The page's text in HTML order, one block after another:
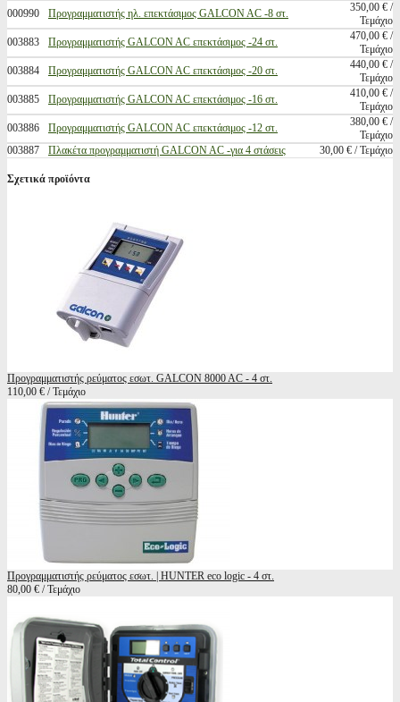
000990
Προγραμματιστής ηλ. επεκτάσιμος GALCON AC -8 στ.
350,00 € /
Τεμάχιο
003883
Προγραμματιστής GALCON AC επεκτάσιμος -24 στ.
470,00 € /
Τεμάχιο
003884
Προγραμματιστής GALCON AC επεκτάσιμος -20 στ.
440,00 € /
Τεμάχιο
003885
Προγραμματιστής GALCON AC επεκτάσιμος -16 στ.
410,00 € /
Τεμάχιο
003886
Προγραμματιστής GALCON AC επεκτάσιμος -12 στ.
380,00 € /
Τεμάχιο
003887
Πλακέτα προγραμματιστή GALCON AC -για 4 στάσεις 30,00 € / Τεμάχιο
Σχετικά προϊόντα
Προγραμματιστής ρεύματος εσωτ. GALCON 8000 AC - 4 στ.
110,00 € / Τεμάχιο
Προγραμματιστής ρεύματος εσωτ. | HUNTER eco logic - 4 στ.
80,00 € / Τεμάχιο